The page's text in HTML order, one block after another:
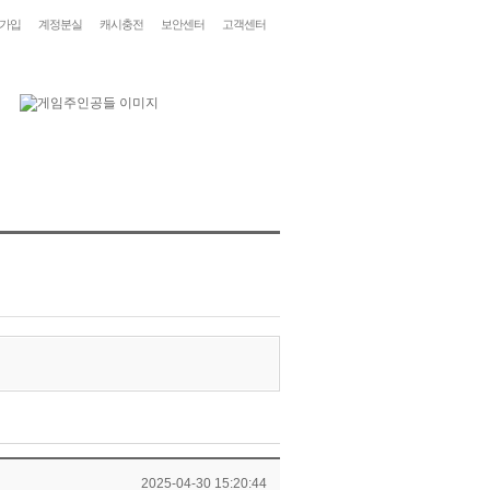
입 계정분실 캐시충전 보안센터 고객센터
2025-04-30 15:20:44